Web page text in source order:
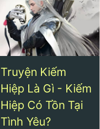
Truyện Kiếm
Hiệp Là Gì - Kiếm
Hiệp Có Tồn Tại
Tình Yêu?